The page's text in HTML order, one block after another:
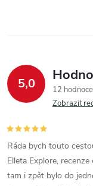
5,0
12
Zobrazit
Ráda bych touto
Elleta Explore,
tam i zpět bylo do